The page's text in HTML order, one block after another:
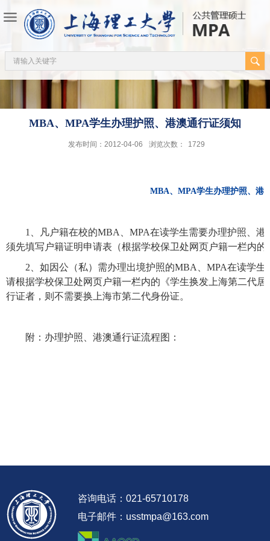
MBA、MPA学生办理护照、港澳通行证须知
发布时间：2012-04-06 浏览次数： 1729
MBA、 MPA学生办理护照、港
1 、凡户籍在校的MBA MPA在读学生需要办理护照、
须先填写户籍证明申请表（根据学校保卫处网页户籍一栏内
2 、如因公（私）需办理出境护照的MBA MPA在读学生
请根据学校保卫处网页户籍一栏内的《学生换发上海第二代
行证者，则不需要换上海市第二代身份证。
附：办理护照、港澳通行证流程图：
咨询电话：021-65710178
电子邮件：usstmpa@163.com